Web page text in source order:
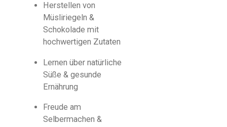
Herstellen von
Müsliriegeln &
Schokolade mit
hochwertigen Zutaten
Lernen über natürliche
Süße & gesunde
Ernährung
Freude am
Selbermachen &